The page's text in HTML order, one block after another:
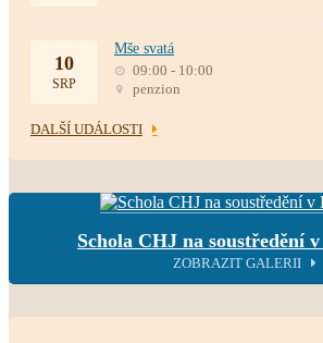
10
SRP
Mše svatá
09:00 - 10:00
penzion
DALŠÍ UDÁLOSTI
Schola CHJ na soustředění
ZOBRAZIT GALERII